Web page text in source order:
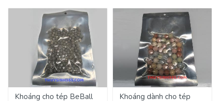
Khoáng cho tép BeBall
Khoáng dành cho tép